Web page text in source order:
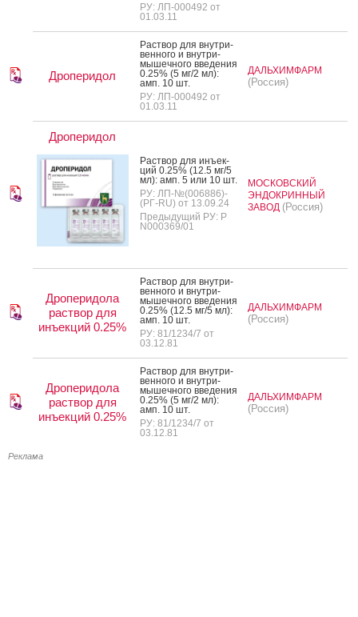
РУ: ЛП-000492 от
01.03.11
Дроперидол
Рас­твор для внут­ри­
вен­но­го и внут­ри­
мышеч­но­го вве­дения
0.25% (5 мг/2 мл):
амп. 10 шт.
РУ: ЛП-000492 от
01.03.11
ДАЛЬХИМФАРМ
(Россия)
Дроперидол
Рас­твор для инъ­ек­
ций 0.25% (12.5 мг/5
мл): амп. 5 или 10 шт.
РУ: ЛП-№(006886)-
(РГ-RU) от 13.09.24
Предыдущий РУ: Р
N000369/01
МОСКОВСКИЙ
ЭНДОКРИННЫЙ
ЗАВОД (Россия)
Дроперидола
раствор для
инъекций 0.25%
Рас­твор для внут­ри­
вен­но­го и внут­ри­
мышеч­но­го вве­дения
0.25% (12.5 мг/5 мл):
амп. 10 шт.
РУ: 81/1234/7 от
03.12.81
ДАЛЬХИМФАРМ
(Россия)
Дроперидола
раствор для
инъекций 0.25%
Рас­твор для внут­ри­
вен­но­го и внут­ри­
мышеч­но­го вве­дения
0.25% (5 мг/2 мл):
амп. 10 шт.
РУ: 81/1234/7 от
03.12.81
ДАЛЬХИМФАРМ
(Россия)
Реклама